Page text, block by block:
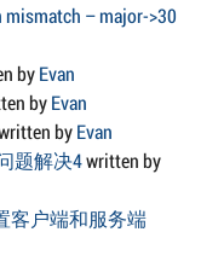
mismatch – major->30
byEvan
byEvan
byEvan
题解决4written by
客户端和服务端